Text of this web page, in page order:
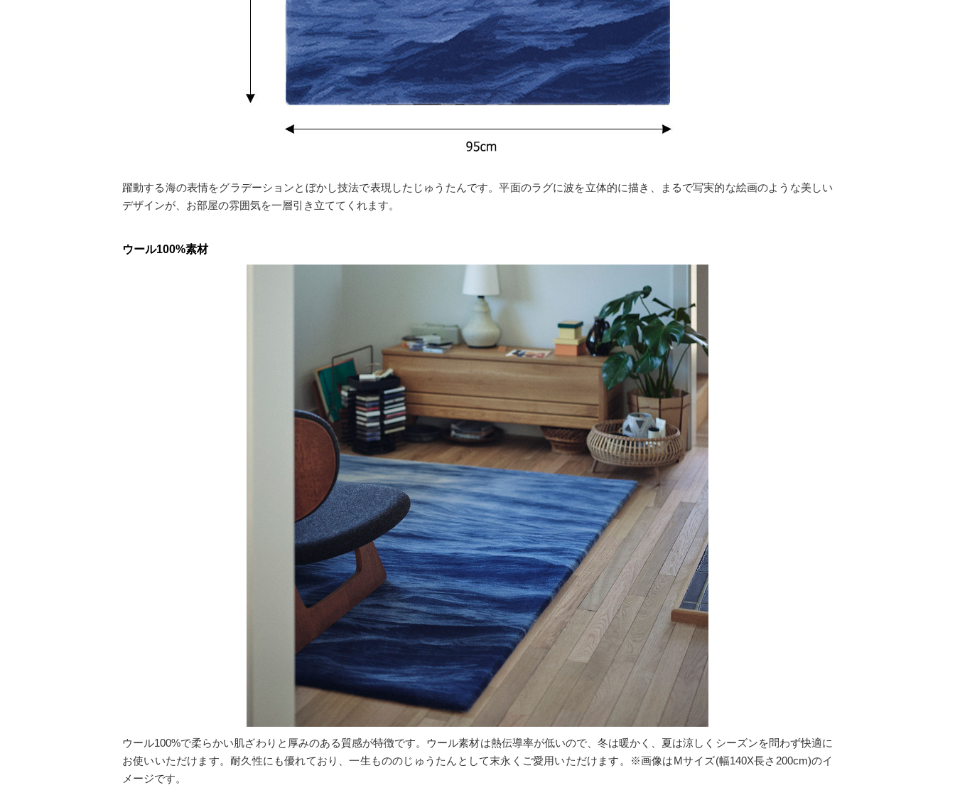
躍動する海の表情をグラデーションとぼかし技法で表現したじゅうたんです。平面のラグに波を立体的に描き、まるで写実的な絵画のような美しい
デザインが、お部屋の雰囲気を一層引き立ててくれます。
ウール100%素材
ウール100%で柔らかい肌ざわりと厚みのある質感が特徴です。ウール素材は熱伝導率が低いので、冬は暖かく、夏は涼しくシーズンを問わず快適に
お使いいただけます。耐久性にも優れており、一生もののじゅうたんとして末永くご愛用いただけます。※画像はMサイズ(幅140X長さ200cm)のイ
メージです。